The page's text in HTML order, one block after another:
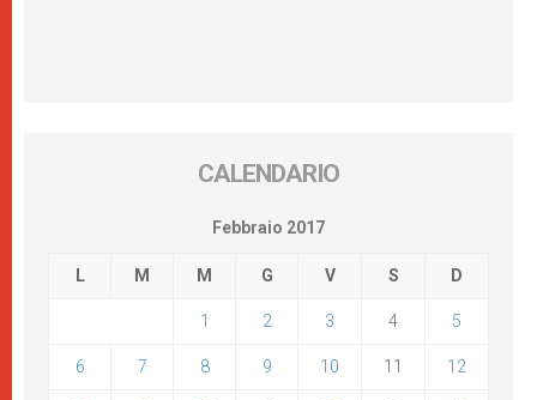
CALENDARIO
Febbraio 2017
L M M G V S D
1 2 3 4 5
6 7 8 9 10 11 12